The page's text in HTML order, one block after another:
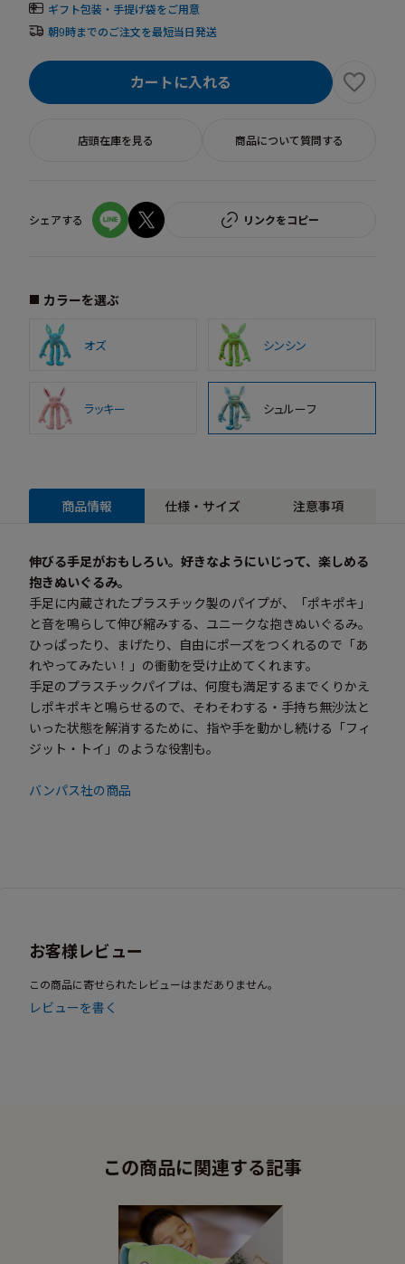
ギフト包装・手提げ袋をご用意
朝9時までのご注文を最短当日発送
カートに入れる
店頭在庫を見る 商品について質問する
シェアする リンクをコピー
カラーを選ぶ
オズ シンシン
ラッキー シュルーフ
商品情報 仕様・サイズ 注意事項
伸びる手足がおもしろい。好きなようにいじって、楽しめる
抱きぬいぐるみ。
手足に内蔵されたプラスチック製のパイプが、「ポキポキ」
と音を鳴らして伸び縮みする、ユニークな抱きぬいぐるみ。
ひっぱったり、まげたり、自由にポーズをつくれるので「あ
れやってみたい！」の衝動を受け止めてくれます。
手足のプラスチックパイプは、何度も満足するまでくりかえ
しポキポキと鳴らせるので、そわそわする・手持ち無沙汰と
いった状態を解消するために、指や手を動かし続ける「フィ
ジット・トイ」のような役割も。
バンパス社の商品
お客様レビュー
この商品に寄せられたレビューはまだありません。
レビューを書く
この商品に関連する記事